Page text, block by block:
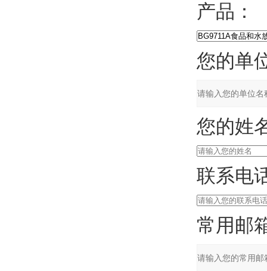
产品：
您的单位
您的姓名
联系电话
常用邮箱